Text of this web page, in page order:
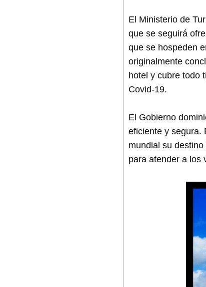
El Ministerio de
que se seguirá
que se hospeden
originalmente
hotel y cubre todo
Covid-19.
El Gobierno
eficiente y segura.
mundial su
para atender a los